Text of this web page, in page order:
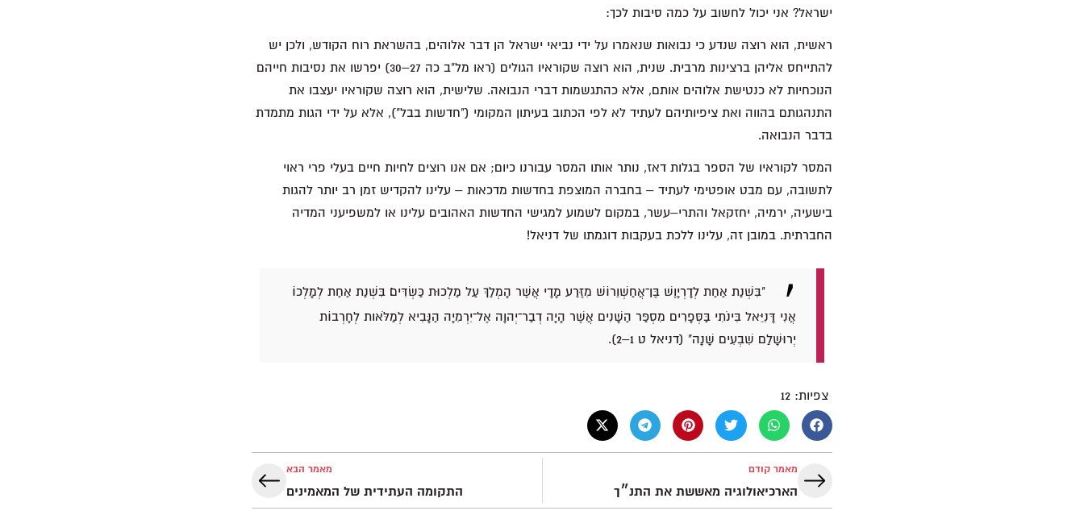
ישראל? אני יכול לחשוב על כמה סיבות לכך:
ראשית, הוא רוצה שנדע כי נבואות שנאמרו על ידי נביאי ישראל הן דבר אלוהים, בהשראת רוח הקודש, ולכן יש
להתייחס אליהן ברצינות מרבית. שנית, הוא רוצה שקוראיו הגולים (ראו מל"ב כה 27–30) יפרשו את נסיבות חייהם
הנוכחיות לא כנטישת אלוהים אותם, אלא כהתגשמות דברי הנבואה. שלישית, הוא רוצה שקוראיו יעצבו את
התנהגותם בהווה ואת ציפיותיהם לעתיד לא לפי הכתוב בעיתון המקומי ("חדשות בבל"), אלא על ידי הגות מתמדת
בדבר הנבואה.
המסר לקוראיו של הספר בגלות דאז, נותר אותו המסר עבורנו כיום; אם אנו רוצים לחיות חיים בעלי פרי ראוי
לתשובה, עם מבט אופטימי לעתיד – בחברה המוצפת בחדשות מדכאות – עלינו להקדיש זמן רב יותר להגות
בישעיה, ירמיה, יחזקאל והתרי–עשר, במקום לשמוע למגישי החדשות האהובים עלינו או למשפיעני המדיה
החברתית. במובן זה, עלינו ללכת בעקבות דוגמתו של דניאל!
"בִּשְׁנַת אַחַת לְדָרְיָוֶשׁ בֶּן־אֲחַשְׁוֵרוֹשׁ מִזֶּרַע מָדָי אֲשֶׁר הָמְלַךְ עַל מַלְכוּת כַּשְׂדִּים׃ בִּשְׁנַת אַחַת לְמָלְכוֹ
אֲנִי דָּנִיֵּאל בִּינֹתִי בַּסְּפָרִים מִסְפַּר הַשָּׁנִים אֲשֶׁר הָיָה דְבַר־יְהוָה אֶל־יִרְמִיָה הַנָּבִיא לְמַלֹּאות לְחָרְבוֹת
יְרוּשָׁלִַם שִׁבְעִים שָׁנָה" (דניאל ט 1–2).
צפיות: 12
מאמר קודם
הארכיאולוגיה מאששת את התנ״ך
מאמר הבא
התקומה העתידית של המאמינים